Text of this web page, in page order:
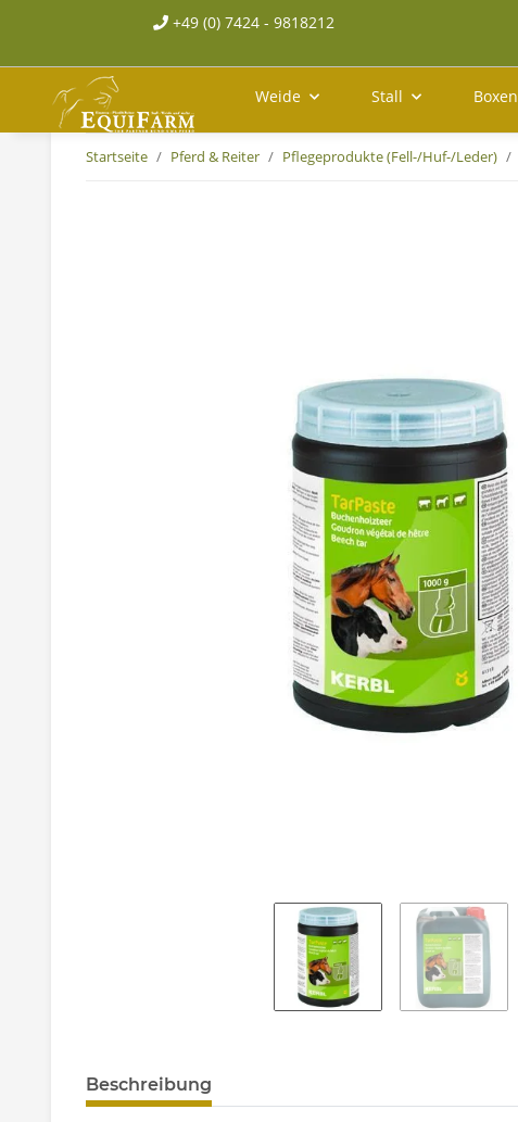
+49 (0) 7424 - 9818212
Weide Stall Boxen
Startseite Pferd & Reiter Pflegeprodukte (Fell-/Huf-/Leder)
Beschreibung